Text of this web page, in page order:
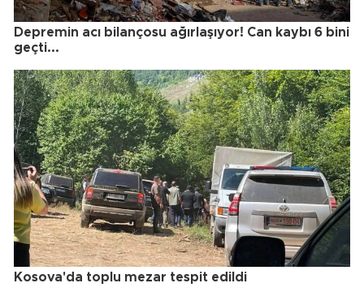
Depremin acı bilançosu ağırlaşıyor! Can kaybı 6 bini
geçti...
Kosova'da toplu mezar tespit edildi